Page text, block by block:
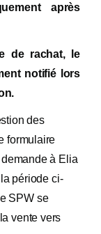
après
de rachat, le
notifié lors
des
formulaire
à Elia
période ci-
SPW se
vente vers